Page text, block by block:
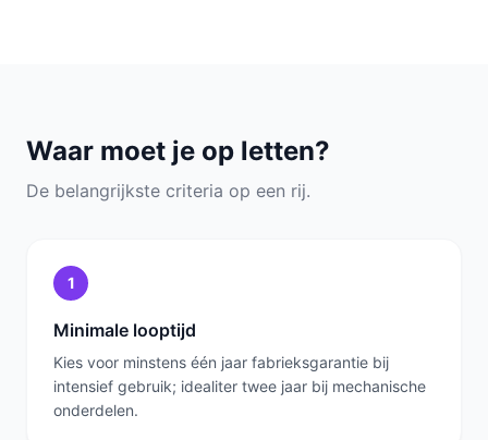
Waar moet je op letten?
De belangrijkste criteria op een rij.
1
Minimale looptijd
Kies voor minstens één jaar fabrieksgarantie bij
intensief gebruik; idealiter twee jaar bij mechanische
onderdelen.